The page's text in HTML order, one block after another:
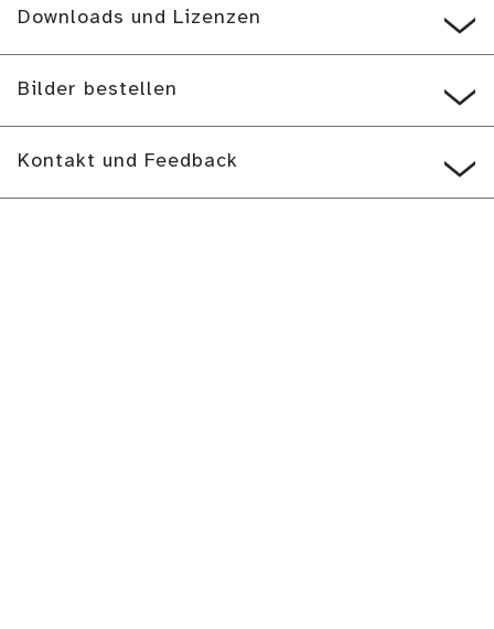
Downloads und Lizenzen
Bilder bestellen
Kontakt und Feedback